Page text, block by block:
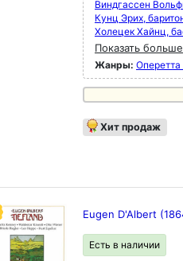
Виндгассен
Кунц Эрих,
Холецек Хайнц,
Показать больше
Жанры:
Хит продаж
Eugen D'Albert
Есть в наличии